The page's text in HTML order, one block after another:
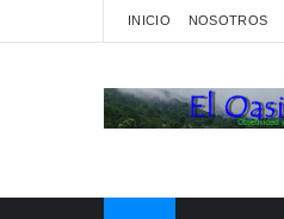
INICIO NOSOTROS